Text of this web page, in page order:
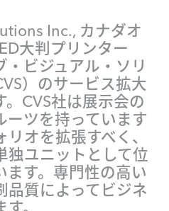
Inc., カナダオ
大判プリンター
ビジュアル・ソリ
）のサービス拡大
CVS社は展示会の
ーツを持っています
オを拡張すべく、
独ユニットとして位
ます。専門性の高い
品質によってビジネ